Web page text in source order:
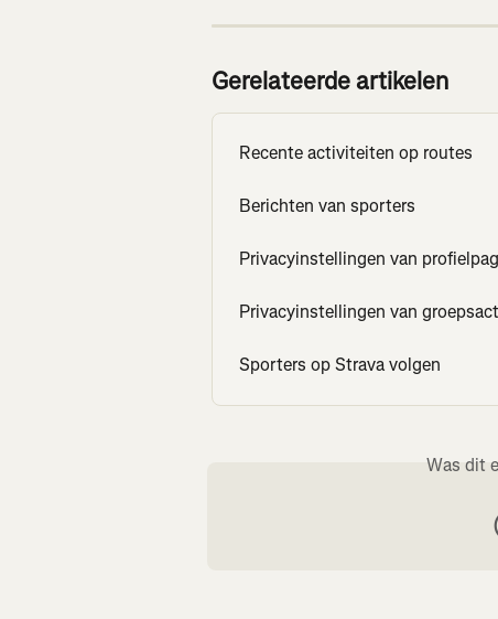
Gerelateerde artikelen
Recente activiteiten op routes
Berichten van sporters
Privacyinstellingen van
Privacyinstellingen van
Sporters op Strava volgen
Was dit